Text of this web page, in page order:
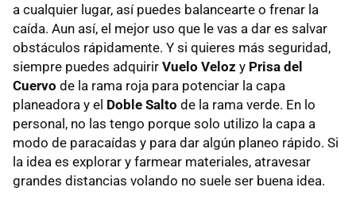
a cualquier lugar, así puedes balancearte o frenar la
caída. Aun así, el mejor uso que le vas a dar es salvar
obstáculos rápidamente. Y si quieres más seguridad,
siempre puedes adquirir Vuelo Veloz y Prisa del
Cuervo de la rama roja para potenciar la capa
planeadora y el Doble Salto de la rama verde. En lo
personal, no las tengo porque solo utilizo la capa a
modo de paracaídas y para dar algún planeo rápido. Si
la idea es explorar y farmear materiales, atravesar
grandes distancias volando no suele ser buena idea.